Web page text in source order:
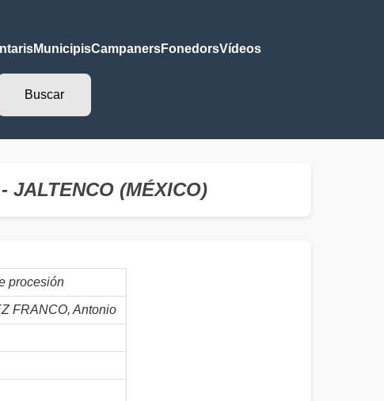
MunicipisCampanersFonedorsVídeos
(MÉXICO)
procesión
FRANCO, Antonio